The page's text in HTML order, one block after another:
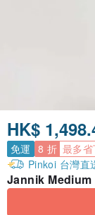
HK$
免運 8 折 最多
Pinkoi 台灣直
Jannik Medium